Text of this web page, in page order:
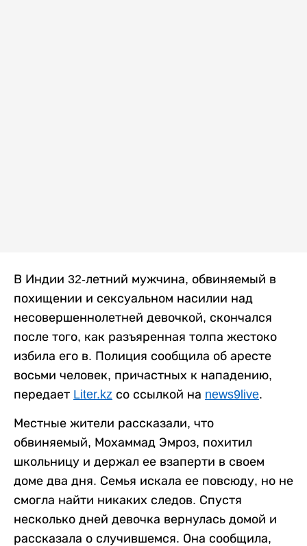
В Индии 32-летний мужчина, обвиняемый в
похищении и сексуальном насилии над
несовершеннолетней девочкой, скончался
после того, как разъяренная толпа жестоко
избила его в. Полиция сообщила об аресте
восьми человек, причастных к нападению,
передает Liter.kz со ссылкой на news9live.
Местные жители рассказали, что
обвиняемый, Мохаммад Эмроз, похитил
школьницу и держал ее взаперти в своем
доме два дня. Семья искала ее повсюду, но не
смогла найти никаких следов. Спустя
несколько дней девочка вернулась домой и
рассказала о случившемся. Она сообщила,